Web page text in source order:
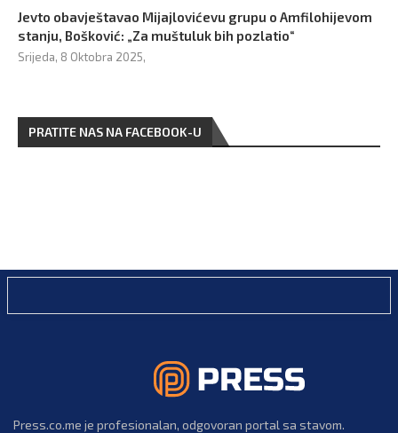
Jevto obavještavao Mijajlovićevu grupu o Amfilohijevom
stanju, Bošković: „Za muštuluk bih pozlatio“
Srijeda, 8 Oktobra 2025,
PRATITE NAS NA FACEBOOK-U
Press.co.me je profesionalan, odgovoran portal sa stavom.